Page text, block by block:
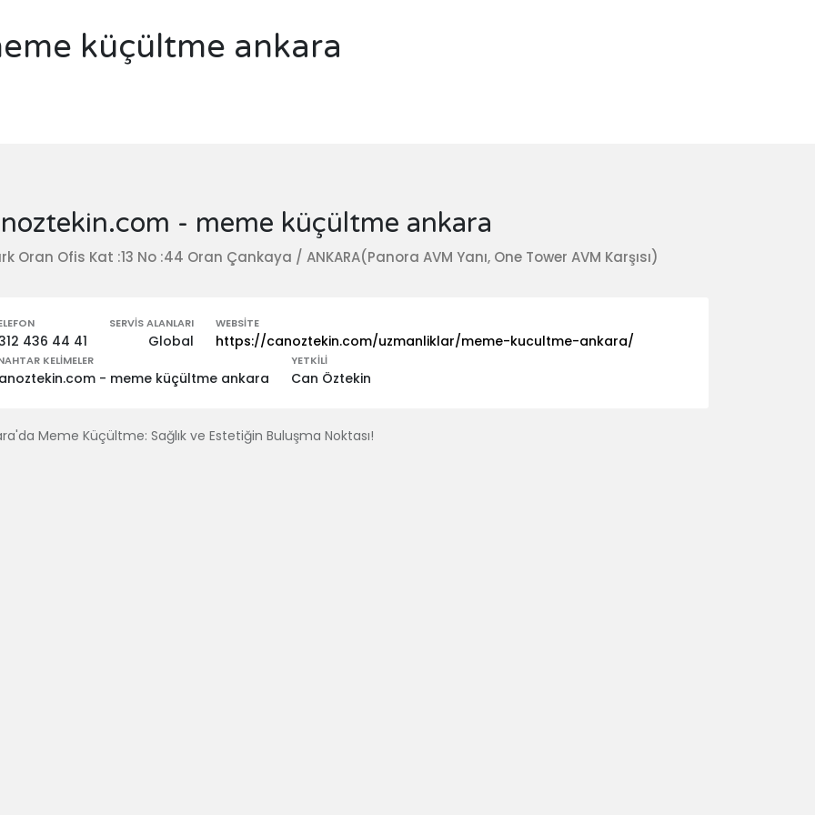
küçültme ankara
- meme küçültme ankara
Oran Ofis Kat :13 No :44 Oran Çankaya / ANKARA(Panora AVM Yanı, One Tower AVM Karşısı)
436 44 41
SERVIS ALANLARI
Global
WEBSITE
https://canoztekin.com/uzmanliklar/meme-kucultme-ankara/
KELIMELER
- meme küçültme ankara
YETKILI
Can Öztekin
Meme Küçültme: Sağlık ve Estetiğin Buluşma Noktası!